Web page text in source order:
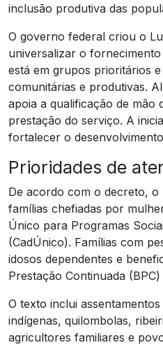
inclusão produtiva das
O governo federal criou o
universalizar o
está em grupos prioritários
comunitárias e produtivas.
apoia a qualificação de mão
prestação do serviço. A
fortalecer o
Prioridades de
De acordo com o decreto,
famílias chefiadas por
Único para Programas
(CadÚnico). Famílias com
idosos dependentes e
Prestação Continuada
O texto inclui
indígenas, quilombolas,
agricultores familiares e